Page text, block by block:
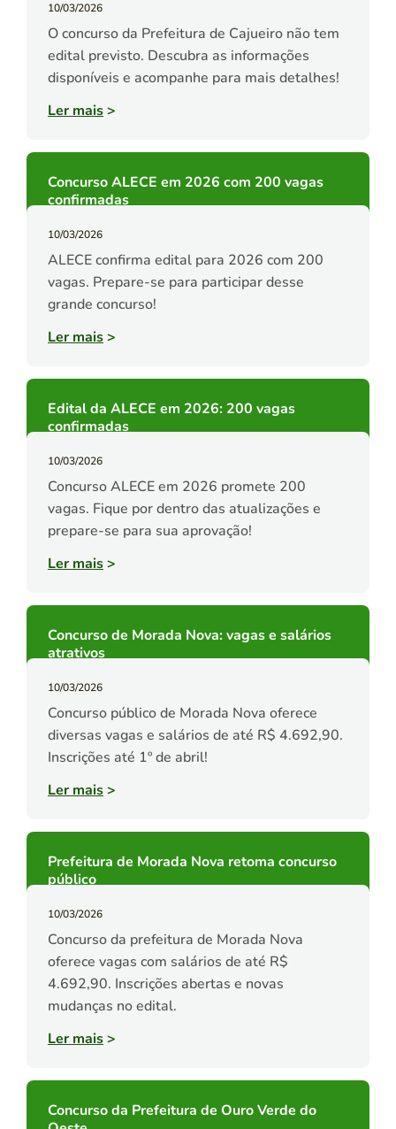
10/03/2026
O concurso da Prefeitura de Cajueiro não tem
edital previsto. Descubra as informações
disponíveis e acompanhe para mais detalhes!
Ler mais>
Concurso ALECE em 2026 com 200 vagas
confirmadas
10/03/2026
ALECE confirma edital para 2026 com 200
vagas. Prepare-se para participar desse
grande concurso!
Ler mais>
Edital da ALECE em 2026: 200 vagas
confirmadas
10/03/2026
Concurso ALECE em 2026 promete 200
vagas. Fique por dentro das atualizações e
prepare-se para sua aprovação!
Ler mais>
Concurso de Morada Nova: vagas e salários
atrativos
10/03/2026
Concurso público de Morada Nova oferece
diversas vagas e salários de até R$ 4.692,90.
Inscrições até 1º de abril!
Ler mais>
Prefeitura de Morada Nova retoma concurso
público
10/03/2026
Concurso da prefeitura de Morada Nova
oferece vagas com salários de até R$
4.692,90. Inscrições abertas e novas
mudanças no edital.
Ler mais>
Concurso da Prefeitura de Ouro Verde do